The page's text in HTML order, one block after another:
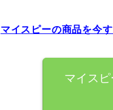
マイスピーの商品を今
マイス